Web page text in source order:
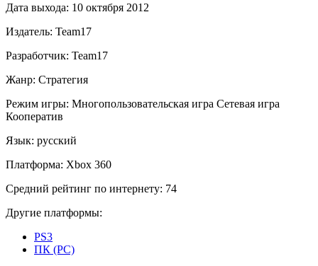
Дата выхода: 10 октября 2012
Издатель: Team17
Разработчик: Team17
Жанр: Стратегия
Режим игры: Многопользовательская игра Сетевая игра
Кооператив
Язык: русский
Платформа: Xbox 360
Средний рейтинг по интернету: 74
Другие платформы:
PS3
ПК (PC)